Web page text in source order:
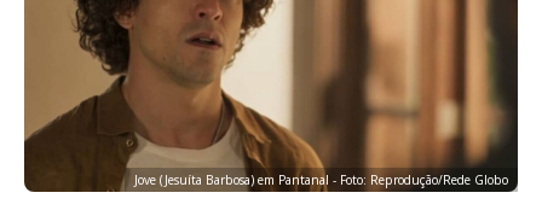
Jove (Jesuíta Barbosa) em Pantanal - Foto: Reprodução/Rede Globo